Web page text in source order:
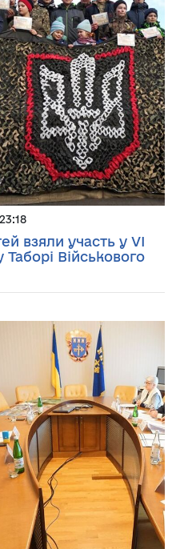
взяли участь у VI
Військового